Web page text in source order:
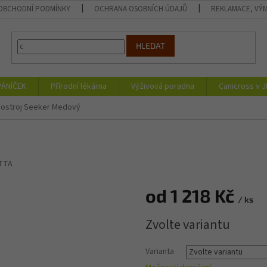
PODMÍNKY OCHRANA OSOBNÍCH ÚDAJŮ REKLAMACE,
HLEDAT
Přírodní lékárna Výživová poradna Canicross v
Seeker Medový
od 1 218 Kč / ks
cena:
Zvolte variantu
Varianta